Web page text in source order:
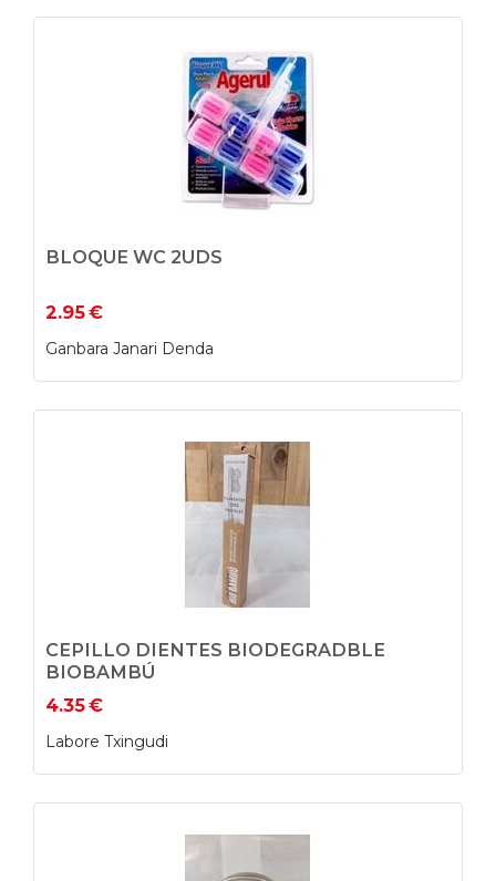
BLOQUE WC 2UDS
2.95€
Ganbara Janari Denda
CEPILLO DIENTES BIODEGRADBLE
BIOBAMBÚ
4.35€
Labore Txingudi